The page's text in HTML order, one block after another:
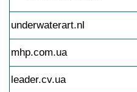
underwaterart.nl
mhp.com.ua
leader.cv.ua